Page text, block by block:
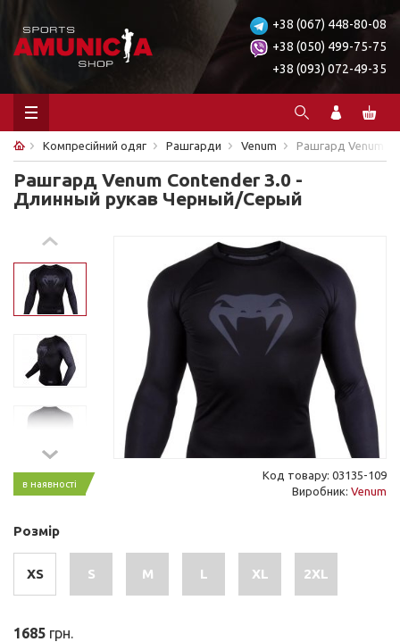
+38 (067) 448-80-08
+38 (050) 499-75-75
+38 (093) 072-49-35
Компресійний одяг Рашгарди Venum Рашгард Venum
Рашгард Venum Contender 3.0 -
Длинный рукав Черный/Серый
в наявності
Код товару: 03135-109
Виробник: Venum
Розмір
XS S M L XL 2XL
1685 грн.